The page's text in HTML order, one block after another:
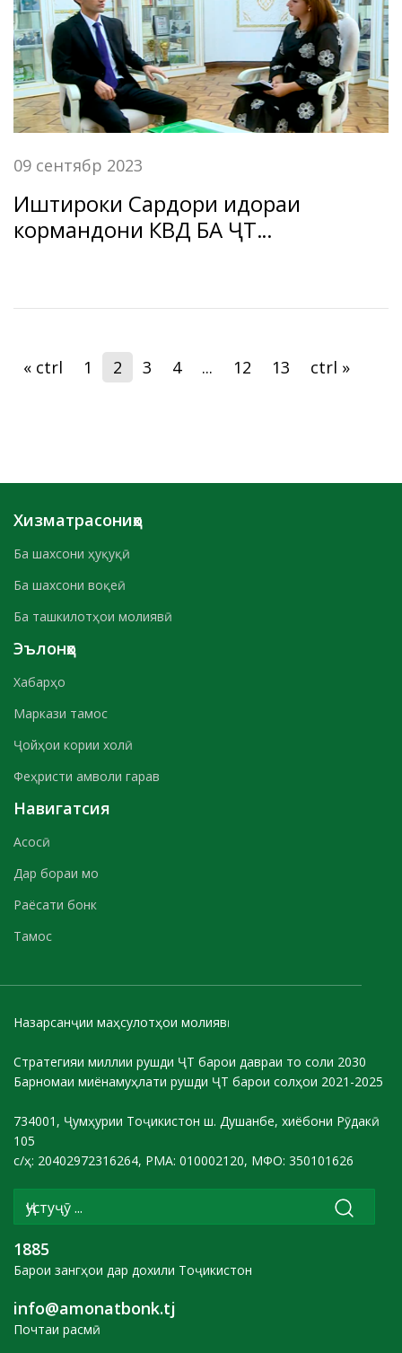
09 сентябр 2023
Иштироки Сардори идораи
кормандони КВД БА ҶТ
Телевизиони Ҷаҳонаммо.
« ctrl 1 2 3 4 ... 12 13 ctrl »
Хизматрасониҳо
Ба шахсони ҳуқуқӣ
Ба шахсони воқеӣ
Ба ташкилотҳои молиявӣ
Эълонҳо
Хабарҳо
Маркази тамос
Ҷойҳои кории холӣ
Феҳристи амволи гарав
Навигатсия
Асосӣ
Дар бораи мо
Раёсати бонк
Тамос
Назарсанҷии маҳсулотҳои молиявӣ
Стратегияи миллии рушди ҶТ барои давраи то соли 2030
Барномаи миёнамуҳлати рушди ҶТ барои солҳои 2021-2025
734001, Ҷумҳурии Тоҷикистон ш. Душанбе, хиёбони Рӯдакӣ
105
с/ҳ: 20402972316264, РМА: 010002120, МФО: 350101626
1885
Барои зангҳои дар дохили Тоҷикистон
info@amonatbonk.tj
Почтаи расмӣ